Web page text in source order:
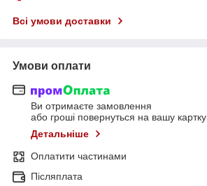
Всі умови доставки
Умови оплати
Ви отримаєте замовлення
або гроші повернуться на вашу картку
Детальніше
Оплатити частинами
Післяплата